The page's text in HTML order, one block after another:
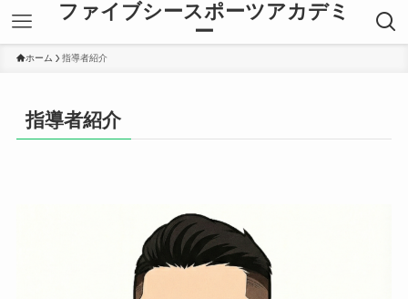
ファイブシースポーツアカデミ
ー
ホーム 指導者紹介
指導者紹介